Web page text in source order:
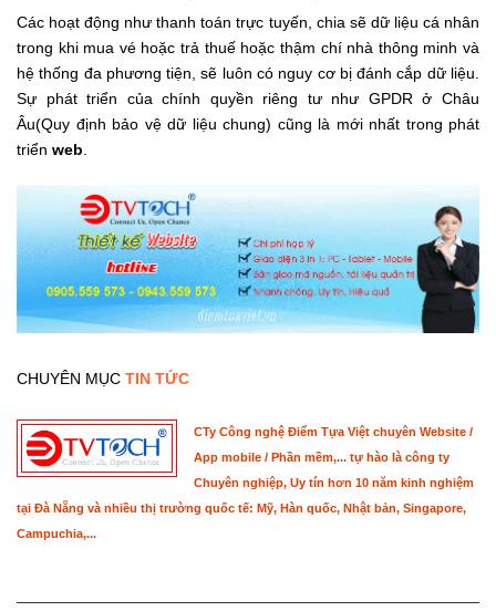
Các hoạt động như thanh toán trực tuyến, chia sẽ dữ liệu cá nhân
trong khi mua vé hoặc trả thuế hoặc thậm chí nhà thông minh và
hệ thống đa phương tiện, sẽ luôn có nguy cơ bị đánh cắp dữ liệu.
Sự phát triển của chính quyền riêng tư như GPDR ở Châu
Âu(Quy định bảo vệ dữ liệu chung) cũng là mới nhất trong phát
triển web
CHUYÊN MỤC TIN TỨC
CTy Công nghệ Điểm Tựa Việt chuyên Website /
App mobile / Phần mềm,... tự hào là công ty
Chuyên nghiệp, Uy tín hơn 10 năm kinh nghiệm
tại Đà Nẵng và nhiều thị trường quốc tế: Mỹ, Hàn quốc, Nhật bản, Singapore,
Campuchia,...